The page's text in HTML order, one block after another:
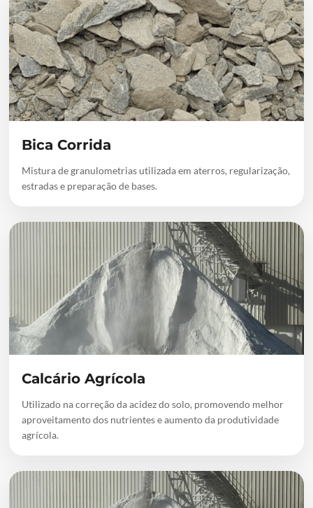
Bica Corrida
Mistura de granulometrias utilizada em aterros, regularização,
estradas e preparação de bases.
Calcário Agrícola
Utilizado na correção da acidez do solo, promovendo melhor
aproveitamento dos nutrientes e aumento da produtividade
agrícola.